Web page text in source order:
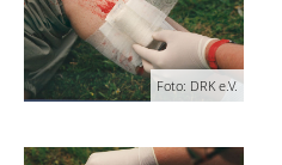
Foto: DRK e.V.